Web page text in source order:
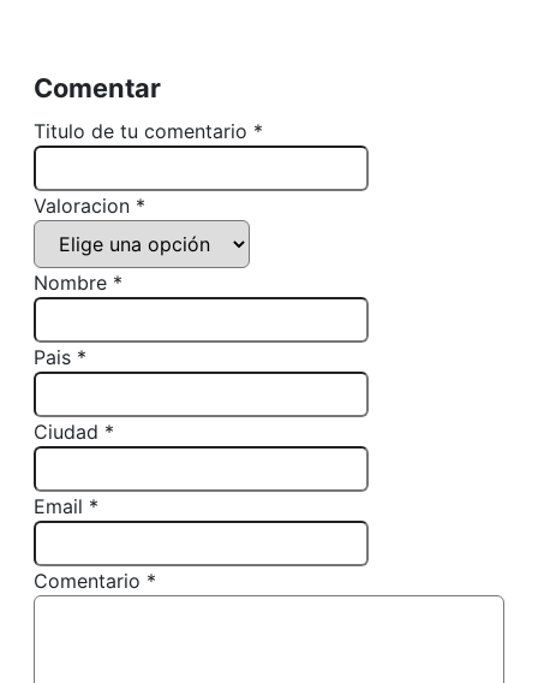
Comentar
Titulo de tu comentario *
Valoracion *
Nombre *
Pais *
Ciudad *
Email *
Comentario *